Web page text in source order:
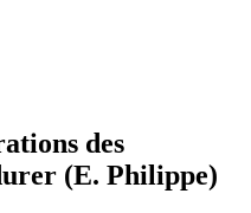
des
(E. Philippe)